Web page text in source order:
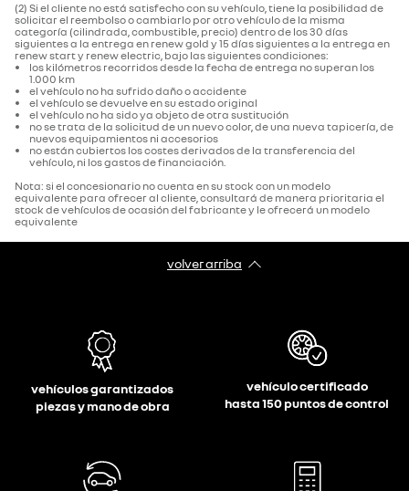
(2) Si el cliente no está satisfecho con su vehículo, tiene la posibilidad de
solicitar el reembolso o cambiarlo por otro vehículo de la misma
categoría (cilindrada, combustible, precio) dentro de los 30 días
siguientes a la entrega en renew gold y 15 días siguientes a la entrega en
renew start y renew electric, bajo las siguientes condiciones:
los kilómetros recorridos desde la fecha de entrega no superan los
1.000 km
el vehículo no ha sufrido daño o accidente
el vehículo se devuelve en su estado original
el vehículo no ha sido ya objeto de otra sustitución
no se trata de la solicitud de un nuevo color, de una nueva tapicería, de
nuevos equipamientos ni accesorios
no están cubiertos los costes derivados de la transferencia del
vehículo, ni los gastos de financiación.
Nota: si el concesionario no cuenta en su stock con un modelo
equivalente para ofrecer al cliente, consultará de manera prioritaria el
stock de vehículos de ocasión del fabricante y le ofrecerá un modelo
equivalente
volver arriba
vehículos garantizados
piezas y mano de obra
vehículo certificado
hasta 150 puntos de control